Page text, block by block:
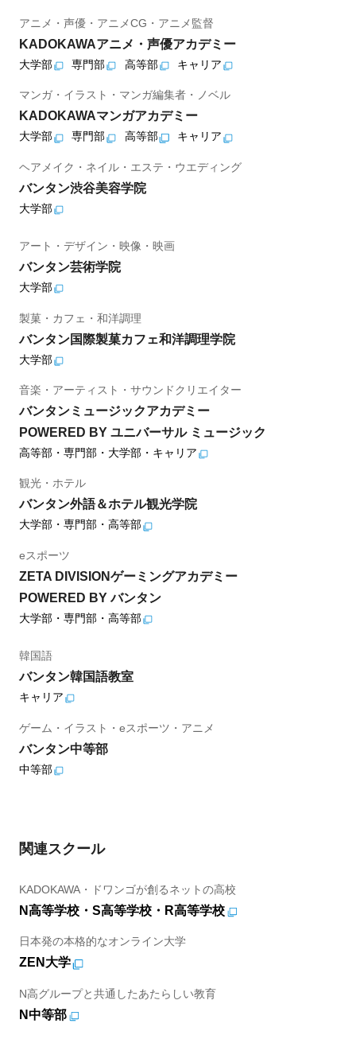
アニメ・声優・アニメCG・アニメ監督
KADOKAWAアニメ・声優アカデミー
大学部 専門部 高等部 キャリア
マンガ・イラスト・マンガ編集者・ノベル
KADOKAWAマンガアカデミー
大学部 専門部 高等部 キャリア
ヘアメイク・ネイル・エステ・ウエディング
バンタン渋谷美容学院
大学部
アート・デザイン・映像・映画
バンタン芸術学院
大学部
製菓・カフェ・和洋調理
バンタン国際製菓カフェ和洋調理学院
大学部
音楽・アーティスト・サウンドクリエイター
バンタンミュージックアカデミー
POWERED BY ユニバーサル ミュージック
高等部・専門部・大学部・キャリア
観光・ホテル
バンタン外語＆ホテル観光学院
大学部・専門部・高等部
eスポーツ
ZETA DIVISIONゲーミングアカデミー
POWERED BY バンタン
大学部・専門部・高等部
韓国語
バンタン韓国語教室
キャリア
ゲーム・イラスト・eスポーツ・アニメ
バンタン中等部
中等部
関連スクール
KADOKAWA・ドワンゴが創るネットの高校
N高等学校・S高等学校・R高等学校
日本発の本格的なオンライン大学
ZEN大学
N高グループと共通したあたらしい教育
N中等部